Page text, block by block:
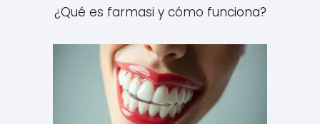
¿Qué es farmasi y cómo funciona?